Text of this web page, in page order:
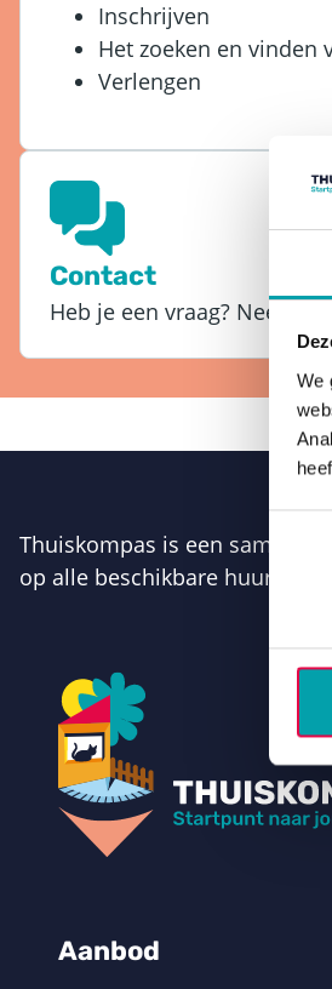
We
Inschrijven
Het zoeken en vinden
Verlengen
Contact
Heb je een vraag? Neem
Thuiskompas is een
op alle beschikbare
Aanbod